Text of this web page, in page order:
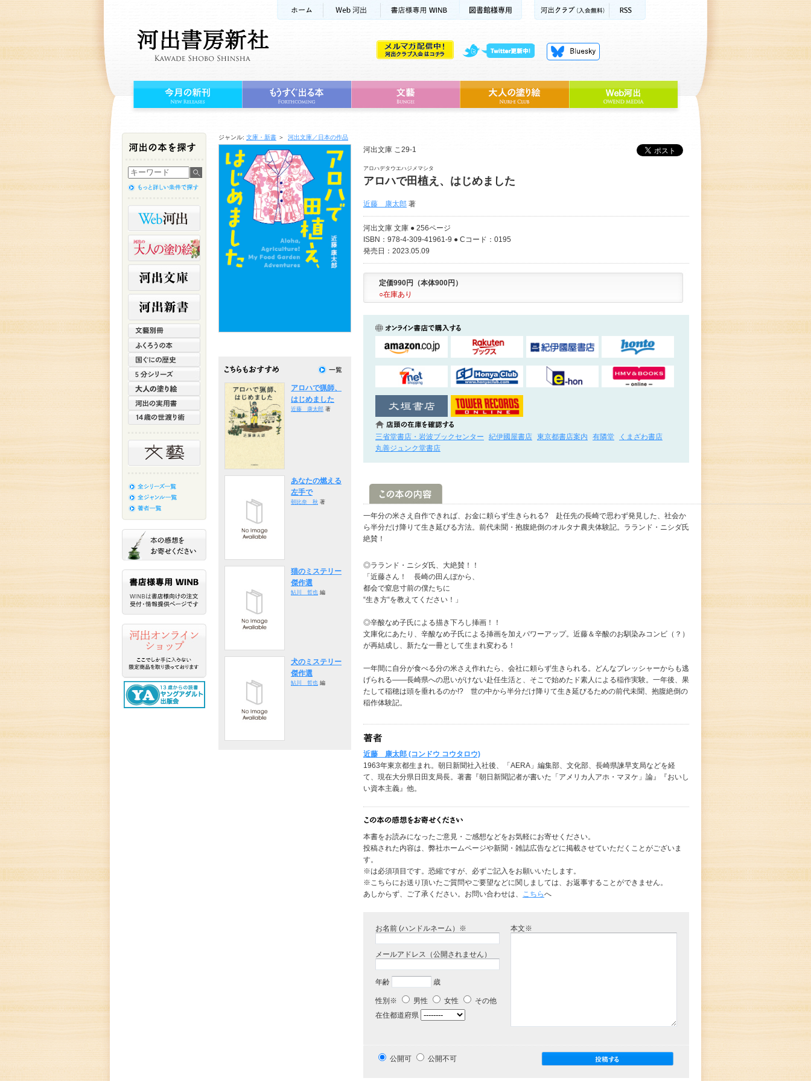
ジャンル: 文庫・新書 ＞ 河出文庫／日本の作品
河出文庫 こ29-1
アロハデタウエハジメマシタ
アロハで田植え、はじめました
近藤 康太郎 著
河出文庫 文庫 ● 256ページ
ISBN：978-4-309-41961-9 ● Cコード：0195
発売日：2023.05.09
定価990円（本体900円）
○在庫あり
三省堂書店・岩波ブックセンター 紀伊國屋書店 東京都書店案内 有隣堂
くまざわ書店
丸善ジュンク堂書店
一年分の米さえ自作できれば、お金に頼らず生きられる? 赴任先の長崎で思わず発見した、社会か
ら半分だけ降りて生き延びる方法。前代未聞・抱腹絶倒のオルタナ農夫体験記。ラランド・ニシダ氏
絶賛！
◎ラランド・ニシダ氏、大絶賛！！
「近藤さん！ 長崎の田んぼから、
都会で窒息寸前の僕たちに
“生き方“を教えてください！」
◎辛酸なめ子氏による描き下ろし挿画！！
文庫化にあたり、辛酸なめ子氏による挿画を加えパワーアップ。近藤＆辛酸のお馴染みコンビ（？）
が再結成し、新たな一冊として生まれ変わる！
一年間に自分が食べる分の米さえ作れたら、会社に頼らず生きられる。どんなプレッシャーからも逃
げられる――長崎県への思いがけない赴任生活と、そこで始めたド素人による稲作実験。一年後、果
たして稲穂は頭を垂れるのか!? 世の中から半分だけ降りて生き延びるための前代未聞、抱腹絶倒の
稲作体験記。
近藤 康太郎 (コンドウ コウタロウ)
1963年東京都生まれ。朝日新聞社入社後、「AERA」編集部、文化部、長崎県諫早支局などを経
て、現在大分県日田支局長。著書『朝日新聞記者が書いた「アメリカ人アホ・マヌケ」論』『おいし
い資本主義』他。
本書をお読みになったご意見・ご感想などをお気軽にお寄せください。
投稿された内容は、弊社ホームページや新聞・雑誌広告などに掲載させていただくことがございま
す。
※は必須項目です。恐縮ですが、必ずご記入をお願いいたします。
※こちらにお送り頂いたご質問やご要望などに関しましては、お返事することができません。
あしからず、ご了承ください。お問い合わせは、 こちらへ
お名前 (ハンドルネーム）※
メールアドレス（公開されません）
年齢 歳
性別※ 男性 女性
その他
在住都道府県
本文※
公開可 公開不可
アロハで猟師、
はじめました
近藤 康太郎 著
あなたの燃える
左手で
朝比奈 秋 著
猫のミステリー
傑作選
鮎川 哲也 編
犬のミステリー
傑作選
鮎川 哲也 編